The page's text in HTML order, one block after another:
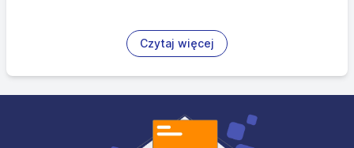
Czytaj więcej